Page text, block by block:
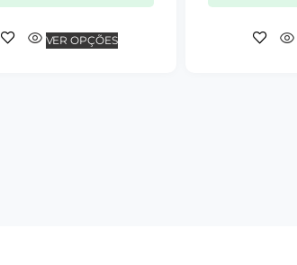
VER OPÇÕES